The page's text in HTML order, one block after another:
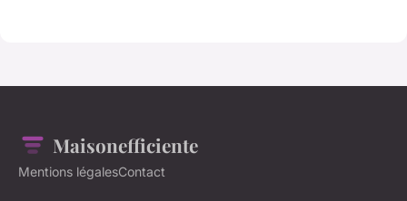
Maisonefficiente
Mentions légalesContact